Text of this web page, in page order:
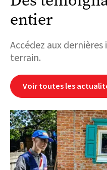
entier
Accédez aux
terrain.
Voir toutes les